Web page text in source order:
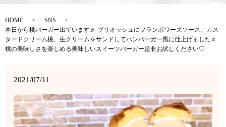
HOME
SNS
本日から桃バーガー出ています♬ ブリオッシュにフランボワーズソース、カス
タードクリーム桃、生クリームをサンドしてハンバーガー風に仕上げました♬
桃の美味しさを楽しめる美味しいスイーツバーガー是非お試しください♡
2021/07/11